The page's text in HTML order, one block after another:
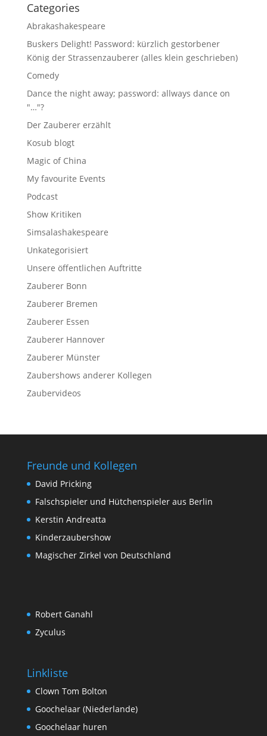
Categories
Abrakashakespeare
Buskers Delight! Password: kürzlich gestorbener
König der Strassenzauberer (alles klein geschrieben)
Comedy
Dance the night away; password: allways dance on
"…"?
Der Zauberer erzählt
Kosub blogt
Magic of China
My favourite Events
Podcast
Show Kritiken
Simsalashakespeare
Unkategorisiert
Unsere öffentlichen Auftritte
Zauberer Bonn
Zauberer Bremen
Zauberer Essen
Zauberer Hannover
Zauberer Münster
Zaubershows anderer Kollegen
Zaubervideos
Freunde und Kollegen
David Pricking
Falschspieler und Hütchenspieler aus Berlin
Kerstin Andreatta
Kinderzaubershow
Magischer Zirkel von Deutschland
Robert Ganahl
Zyculus
Linkliste
Clown Tom Bolton
Goochelaar (Niederlande)
Goochelaar huren